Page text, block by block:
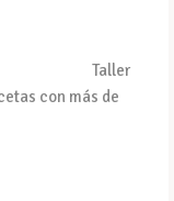
Taller
con más de